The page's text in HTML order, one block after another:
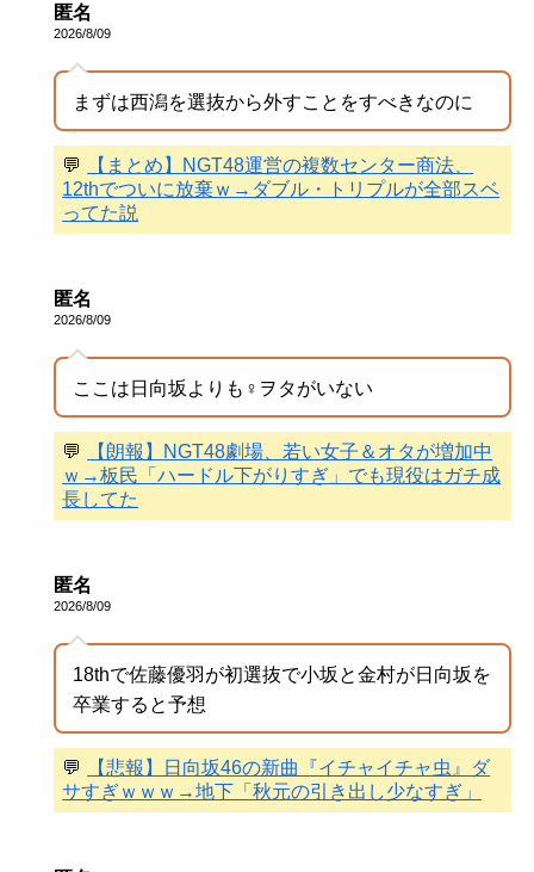
匿名
2026/8/09
まずは西潟を選抜から外すことをすべきなのに
💬
【まとめ】NGT48運営の複数センター商法、
12thでついに放棄ｗ→ダブル・トリプルが全部スベ
ってた説
匿名
2026/8/09
ここは日向坂よりも♀ヲタがいない
💬
【朗報】NGT48劇場、若い女子＆オタが増加中
ｗ→板民「ハードル下がりすぎ」でも現役はガチ成
長してた
匿名
2026/8/09
18thで佐藤優羽が初選抜で小坂と金村が日向坂を
卒業すると予想
💬
【悲報】日向坂46の新曲『イチャイチャ虫』ダ
サすぎｗｗｗ→地下「秋元の引き出し少なすぎ」